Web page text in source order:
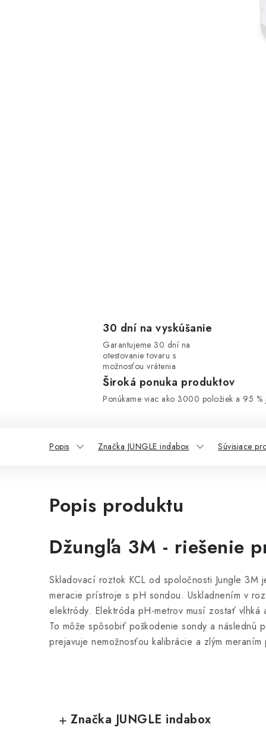
30 dní na vyskúšanie
Garantujeme 30 dní na
otestovanie tovaru s
možnosťou vrátenia
Široká ponuka produktov
Ponúkame viac ako 3000 položiek a 95 %
Popis Značka JUNGLE indabox Súvisiace
Popis produktu
Džungľa 3M - riešenie
Skladovací roztok KCL od spoločnosti Jungle 3M
meracie prístroje s pH sondou. Uskladnením v
elektródy. Elektróda pH-metrov musí zostať vlhká
To môže spôsobiť poškodenie sondy a následnú
prejavuje nemožnosťou kalibrácie a zlým meraním
Značka JUNGLE indabox